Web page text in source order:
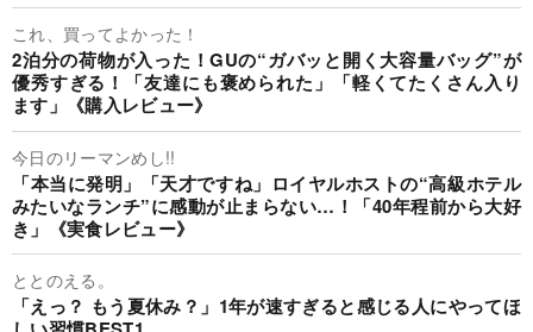
これ、買ってよかった！
2泊分の荷物が入った！GUの“ガバッと開く大容量バッグ”が
優秀すぎる！「友達にも褒められた」「軽くてたくさん入り
ます」《購入レビュー》
今日のリーマンめし!!
「本当に発明」「天才ですね」ロイヤルホストの“高級ホテル
みたいなランチ”に感動が止まらない…！「40年程前から大好
き」《実食レビュー》
ととのえる。
「えっ？ もう夏休み？」1年が速すぎると感じる人にやってほ